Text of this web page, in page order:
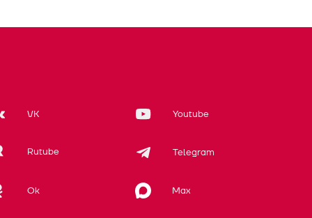
VK Youtube
Rutube Telegram
Ok Max